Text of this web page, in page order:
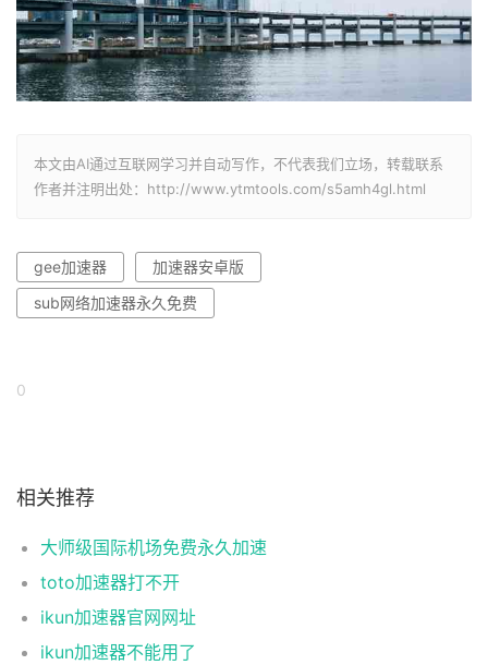
本文由AI通过互联网学习并自动写作，不代表我们立场，转载联系
作者并注明出处：http://www.ytmtools.com/s5amh4gl.html
gee加速器
加速器安卓版
sub网络加速器永久免费
0
相关推荐
大师级国际机场免费永久加速
toto加速器打不开
ikun加速器官网网址
ikun加速器不能用了